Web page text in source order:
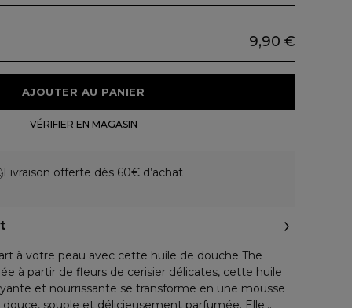
9,90 €
Livraison offerte dès 60€ d’achat
à votre peau avec cette huile de douche The
à partir de fleurs de cerisier délicates, cette huile
et nourrissante se transforme en une mousse
souple et délicieusement parfumée. Elle